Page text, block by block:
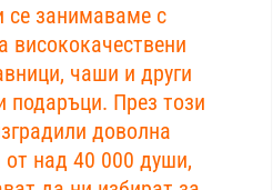
се занимаваме с
висококачествени
чаши и други
подаръци. През този
доволна
от над 40 000 души,